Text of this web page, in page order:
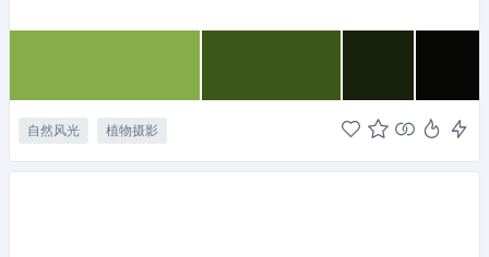
自然风光 植物摄影